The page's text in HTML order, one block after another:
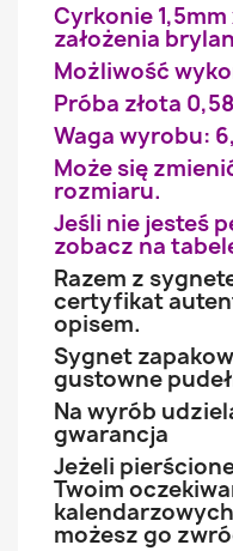
Cyrkonie
założenia
Możliwość
Próba złota
Waga wyrobu:
Może się
rozmiaru.
Jeśli nie jesteś
zobacz na
Razem z
certyfikat
opisem.
Sygnet
gustowne
Na wyrób
gwarancja
Jeżeli
Twoim
możesz go